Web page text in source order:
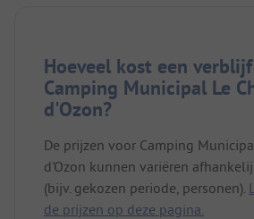
Hoeveel kost een
Camping Municipal Le
d'Ozon?
De prijzen voor Camping
d'Ozon kunnen variëren
(bijv. gekozen periode, personen).
de prijzen op deze pagina.